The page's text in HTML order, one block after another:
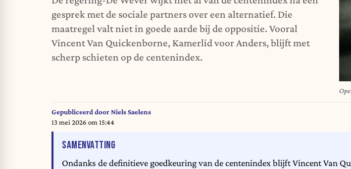
gesprek met de sociale partners over een alternatief. Die
maatregel valt niet in goede aarde bij de oppositie. Vooral
Vincent Van Quickenborne, Kamerlid voor Anders, blijft met
scherp schieten op de centenindex.
Gepubliceerd doorNiels Saelens
13 mei 2026 om 15:44
SAMENVATTING
Ondanks de definitieve goedkeuring van de centenindex blijft Vincent Van